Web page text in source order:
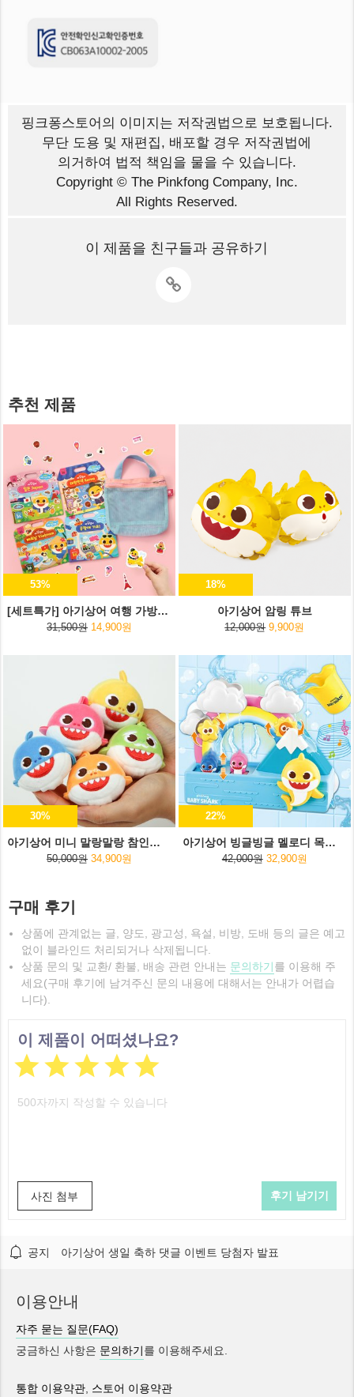
핑크퐁스토어의 이미지는 저작권법으로 보호됩니다.
무단 도용 및 재편집, 배포할 경우 저작권법에
의거하여 법적 책임을 물을 수 있습니다.
Copyright © The Pinkfong Company, Inc.
All Rights Reserved.
이 제품을 친구들과 공유하기
추천 제품
53%
[세트특가] 아기상어 여행 가방스티커+여행용 파우치
31,500원 14,900원
18%
아기상어 암링 튜브
12,000원 9,900원
30%
아기상어 미니 말랑말랑 참인형 5종세트
50,000원 34,900원
22%
아기상어 빙글빙글 멜로디 목욕놀이
42,000원 32,900원
구매 후기
상품에 관계없는 글, 양도, 광고성, 욕설, 비방, 도배 등의 글은 예고
없이 블라인드 처리되거나 삭제됩니다.
상품 문의 및 교환/ 환불, 배송 관련 안내는 문의하기를 이용해 주
세요(구매 후기에 남겨주신 문의 내용에 대해서는 안내가 어렵습
니다).
이 제품이 어떠셨나요?

사진 첨부
공지 아기상어 생일 축하 댓글 이벤트 당첨자 발표
이용안내
자주 묻는 질문(FAQ)
궁금하신 사항은 문의하기를 이용해주세요.
통합 이용약관, 스토어 이용약관